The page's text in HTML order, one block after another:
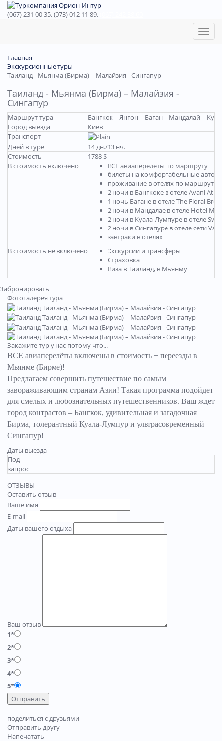
(067) 231 00 35, (073) 012 11 89,
Toggle
Главная
Экскурсионные туры
Таиланд - Мьянма (Бирма) – Малайзия - Сингапур
Таиланд - Мьянма (Бирма) – Малайзия -
Сингапур
Маршрут тура
Бангкок – Янгон – Баган – Мандалай –
Город выезда
Киев
Транспорт
Дней в туре
14 дн./13 нч.
Стоимость
1788 $
В стоимость включено
ВСЕ авиаперелёты по маршруту
билеты на комфортабельные
проживание в отелях по маршруту
2 ночи в Бангкоке в отеле Avani
1 ночь Багане в отеле The Floral
2 ночи в Мандалае в отеле Hotel
2 ночи в Куала-Лумпуре в отеле
2 ночи в Сингапуре в отеле сети
завтраки в отелях
В стоимость не включено
Экскурсии и трансферы
Страховка
Виза в Таиланд, в Мьянму
Забронировать
Фотогалерея тура
Закажите тур у нас потому что...
ВСЕ авиаперелёты включены в стоимость + переезды в
Мьянме (Бирме)!
Предлагаем совершить путешествие по самым
завораживающим странам Азии! Такая программа подойдет
для смелых и любознательных путешественников. Ваш ждет
город контрастов – Бангкок, удивительная и загадочная
Бирма, толерантный Куала-Лумпур и ультрасовременный
Сингапур!
Даты выезда
Под
запрос
ОТЗЫВЫ
Оставить отзыв
Ваше имя
E-mail
Даты вашего отдыха
Ваш отзыв
1*
2*
3*
4*
5*
Отправить
поделиться с друзьями
Отправить другу
Напечатать